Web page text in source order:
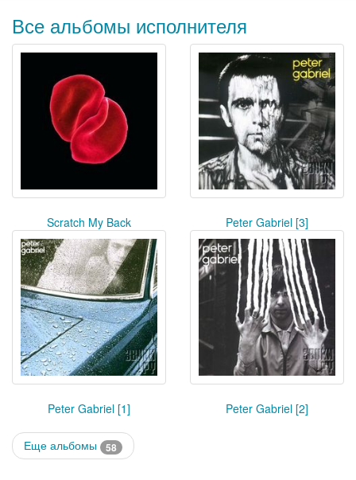
Все альбомы исполнителя
Scratch My Back Peter Gabriel [3]
Peter Gabriel [1] Peter Gabriel [2]
Еще альбомы 58